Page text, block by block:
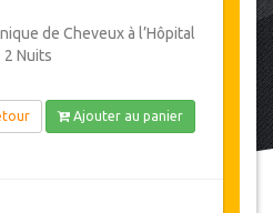
de Cheveux à l’Hôpital
Nuits
Ajouter au panier